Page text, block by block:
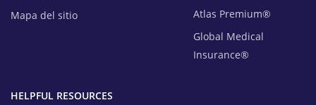
Atlas Premium®
Global Medical
Insurance®
Mapa del sitio
HELPFUL RESOURCES